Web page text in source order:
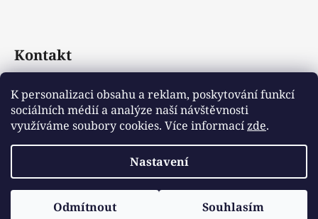
K personalizaci obsahu a reklam, poskytování funkcí
sociálních médií a analýze naší návštěvnosti
využíváme soubory cookies. Více informacízde.
Nastavení
Odmítnout Souhlasím
Kontakt
info@emotys.cz
+421903231812
Vytvořil Shoptet
Copyright 2026
. Všechna práva